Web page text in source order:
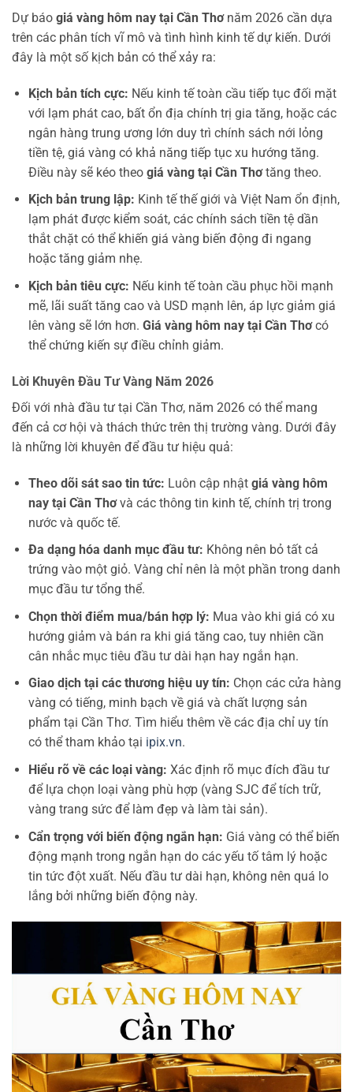
Dự báo giá vàng hôm nay tại Cần Thơnăm 2026 cần dựa
trên các phân tích vĩ mô và tình hình kinh tế dự kiến. Dưới
đây là một số kịch bản có thể xảy ra:
Kịch bản tích cực: Nếu kinh tế toàn cầu tiếp tục đối mặt
với lạm phát cao, bất ổn địa chính trị gia tăng, hoặc các
ngân hàng trung ương lớn duy trì chính sách nới lỏng
tiền tệ, giá vàng có khả năng tiếp tục xu hướng tăng.
Điều này sẽ kéo theo giá vàng tại Cần Thơtăng theo.
Kịch bản trung lập: Kinh tế thế giới và Việt Nam ổn định,
lạm phát được kiểm soát, các chính sách tiền tệ dần
thắt chặt có thể khiến giá vàng biến động đi ngang
hoặc tăng giảm nhẹ.
Kịch bản tiêu cực: Nếu kinh tế toàn cầu phục hồi mạnh
mẽ, lãi suất tăng cao và USD mạnh lên, áp lực giảm giá
lên vàng sẽ lớn hơn. Giá vàng hôm nay tại Cần Thơcó
thể chứng kiến sự điều chỉnh giảm.
Lời Khuyên Đầu Tư Vàng Năm 2026
Đối với nhà đầu tư tại Cần Thơ, năm 2026 có thể mang
đến cả cơ hội và thách thức trên thị trường vàng. Dưới đây
là những lời khuyên để đầu tư hiệu quả:
Theo dõi sát sao tin tức: Luôn cập nhật giá vàng hôm
nay tại Cần Thơvà các thông tin kinh tế, chính trị trong
nước và quốc tế.
Đa dạng hóa danh mục đầu tư: Không nên bỏ tất cả
trứng vào một giỏ. Vàng chỉ nên là một phần trong danh
mục đầu tư tổng thể.
Chọn thời điểm mua/bán hợp lý: Mua vào khi giá có xu
hướng giảm và bán ra khi giá tăng cao, tuy nhiên cần
cân nhắc mục tiêu đầu tư dài hạn hay ngắn hạn.
Giao dịch tại các thương hiệu uy tín: Chọn các cửa hàng
vàng có tiếng, minh bạch về giá và chất lượng sản
phẩm tại Cần Thơ. Tìm hiểu thêm về các địa chỉ uy tín
có thể tham khảo tại ipix.vn.
Hiểu rõ về các loại vàng: Xác định rõ mục đích đầu tư
để lựa chọn loại vàng phù hợp (vàng SJC để tích trữ,
vàng trang sức để làm đẹp và làm tài sản).
Cẩn trọng với biến động ngắn hạn: Giá vàng có thể biến
động mạnh trong ngắn hạn do các yếu tố tâm lý hoặc
tin tức đột xuất. Nếu đầu tư dài hạn, không nên quá lo
lắng bởi những biến động này.